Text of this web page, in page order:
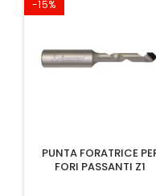
-15%
PUNTA FORATRICE
FORI PASSANTI Z1